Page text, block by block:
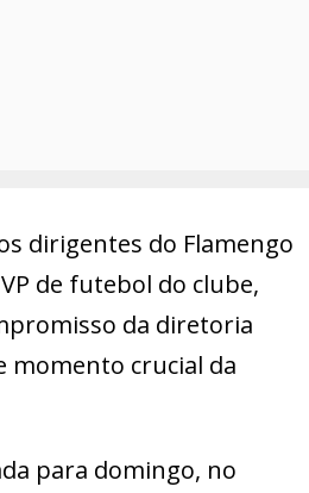
dirigentes do Flamengo
de futebol do clube,
da diretoria
momento crucial da
para domingo, no